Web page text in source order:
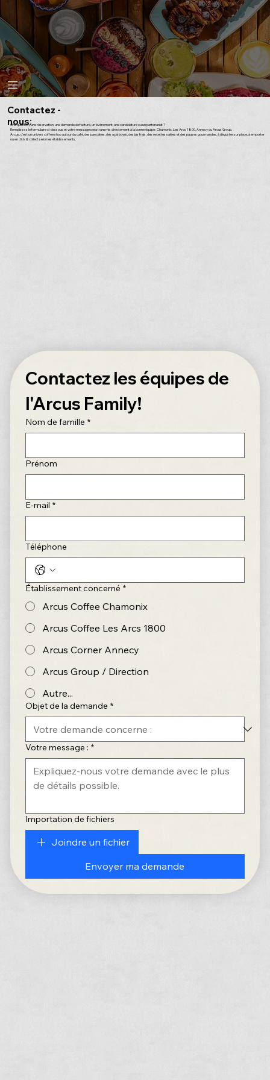
Contactez -
nous:
Une question, une réservation, une demande de facture, un événement, une candidature ou un partenariat ?
Remplissez le formulaire ci-dessous et votre message sera transmis directement à la bonne équipe : Chamonix, Les Arcs 1800, Annecy ou Arcus Group.
Arcus, c’est un univers coffee shop autour du café, des pancakes, des açaí bowls, des jus frais, des recettes salées et des pauses gourmandes, à déguster sur place, à emporter
ou en click & collect selon les établissements.
Contactez les équipes de
l'Arcus Family!
Nom de famille *
Prénom
E‑mail *
Téléphone
Établissement concerné *
Arcus Coffee Chamonix
Arcus Coffee Les Arcs 1800
Arcus Corner Annecy
Arcus Group / Direction
Autre...
Objet de la demande *
Votre message : *
Importation de fichiers
Joindre un fichier
Envoyer ma demande